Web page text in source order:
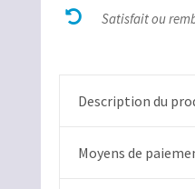
 Satisfait ou
Description du
Moyens de